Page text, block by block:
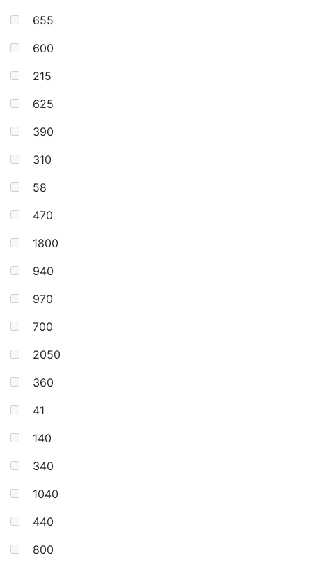
655
600
215
625
390
310
58
470
1800
940
970
700
2050
360
41
140
340
1040
440
800